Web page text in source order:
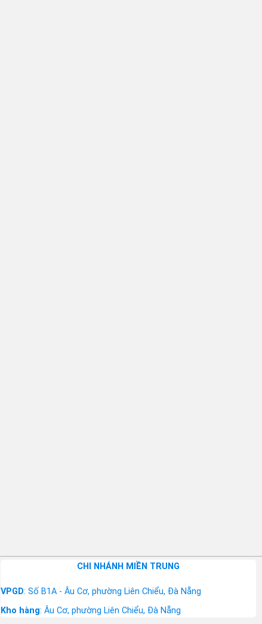
CHI NHÁNH MIỀN TRUNG
VPGD: Số B1A - Âu Cơ, phường Liên Chiểu, Đà Nẵng
Kho hàng: Âu Cơ, phường Liên Chiểu, Đà Nẵng